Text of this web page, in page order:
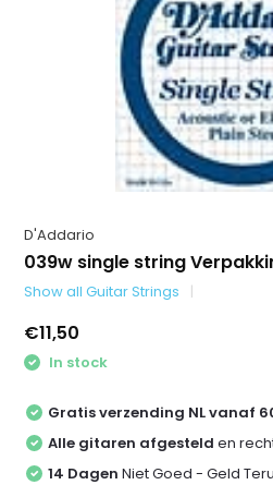
D'Addario
039w single string
Show all Guitar Strings
€11,50
In stock
Gratis verzending NL vanaf
Alle gitaren afgesteld en
14 Dagen Niet Goed - Geld